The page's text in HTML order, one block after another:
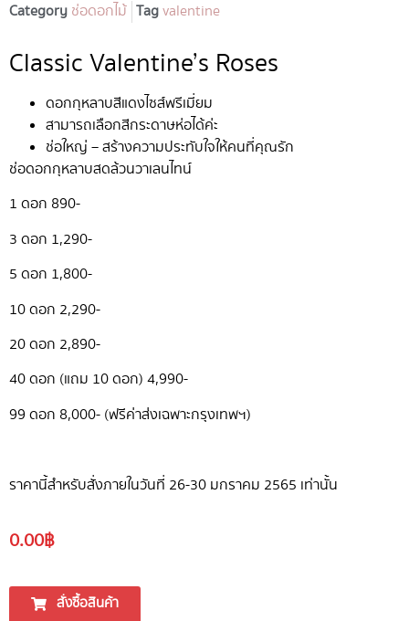
Category ช่อดอกไม้ Tagvalentine
Classic Valentine’s Roses
ดอกกุหลาบสีแดงไซส์พรีเมี่ยม
สามารถเลือกสีกระดาษห่อได้ค่ะ
ช่อใหญ่ – สร้างความประทับใจให้คนที่คุณรัก
ช่อดอกกุหลาบสดล้วนวาเลนไทน์
1 ดอก 890-
3 ดอก 1,290-
5 ดอก 1,800-
10 ดอก 2,290-
20 ดอก 2,890-
40 ดอก (แถม 10 ดอก) 4,990-
99 ดอก 8,000- (ฟรีค่าส่งเฉพาะกรุงเทพฯ)
ราคานี้สำหรับสั่งภายในวันที่ 26-30 มกราคม 2565 เท่านั้น
0.00฿
สั่งซื้อสินค้า